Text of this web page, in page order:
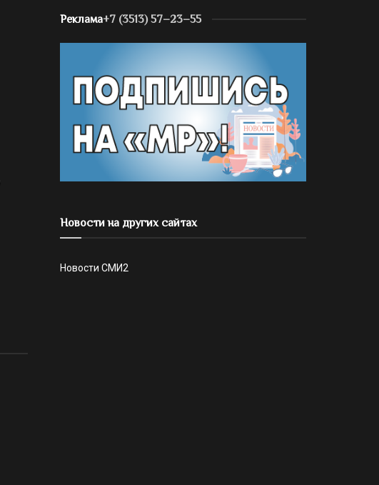
Реклама+7 (3513) 57–23–55
Новости на других сайтах
Новости СМИ2